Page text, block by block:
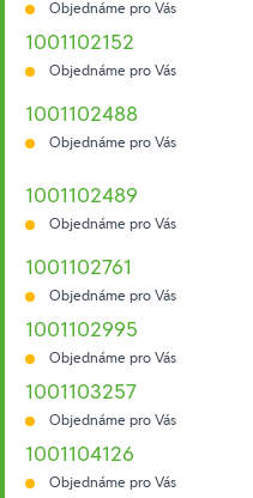
Objednáme pro Vás
1001102152
Objednáme pro Vás
1001102488
Objednáme pro Vás
1001102489
Objednáme pro Vás
1001102761
Objednáme pro Vás
1001102995
Objednáme pro Vás
1001103257
Objednáme pro Vás
1001104126
Objednáme pro Vás